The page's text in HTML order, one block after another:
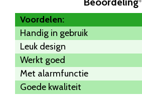
*
Voordelen:
Handig in gebruik
Leuk design
Werkt goed
Met alarmfunctie
Goede kwaliteit